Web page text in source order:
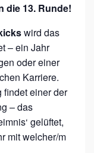
die 13. Runde!
wird das
– ein Jahr
oder einer
Karriere.
findet einer der
– das
gelüftet,
mit welcher/m